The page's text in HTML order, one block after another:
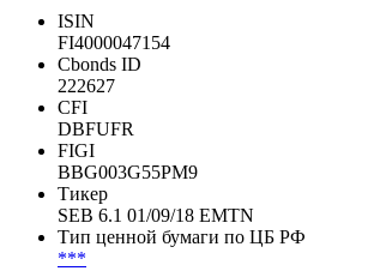
ISIN
FI4000047154
Cbonds ID
222627
CFI
DBFUFR
FIGI
BBG003G55PM9
Тикер
SEB 6.1 01/09/18 EMTN
Тип ценной бумаги по ЦБ РФ
***